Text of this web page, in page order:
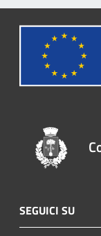
SEGUICI SU